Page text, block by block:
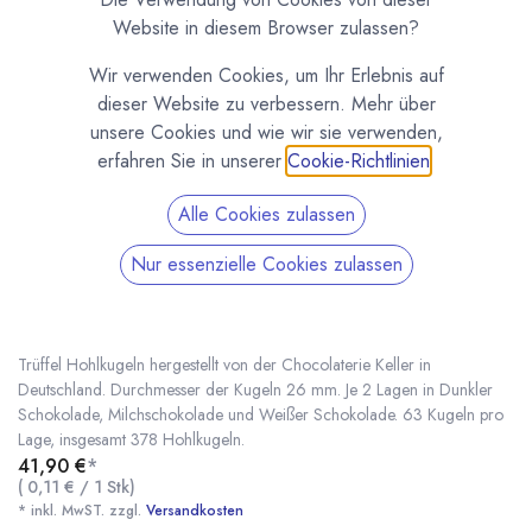
6 Lagen Trüffelkugeln gemischt Chocolaterie
Trüffel Hohlkugeln hergestellt von der Chocolaterie Keller in
Deutschland. Durchmesser der Kugeln 26 mm. Je 2 Lagen in Dunkler
Schokolade, Milchschokolade und Weißer Schokolade. 63 Kugeln pro
Lage, insgesamt 378 Hohlkugeln.
41,90 €*
( 0,11 € / 1 Stk)
* inkl. MwST. zzgl. Versandkosten
Website in diesem Browser zulassen?
Wir verwenden Cookies, um Ihr Erlebnis auf
dieser Website zu verbessern. Mehr über
unsere Cookies und wie wir sie verwenden,
erfahren Sie in unserer Cookie-Richtlinien
Alle Cookies zulassen
Nur essenzielle Cookies zulassen